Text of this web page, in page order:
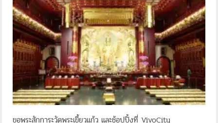
ขอพระสักการะวัดพระเขี้ยวแก้ว และช้อปปิ้งที่ VivoCity